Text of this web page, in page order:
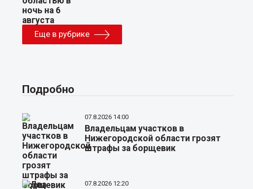
Еще в рубрике
Подробно
07.8.2026 14:00
Владельцам участков в
Нижегородской области грозят
штрафы за борщевик
07.8.2026 12:20